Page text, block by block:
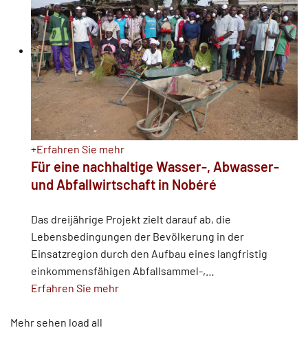
+Erfahren Sie mehr
Für eine nachhaltige Wasser-, Abwasser-
und Abfallwirtschaft in Nobéré
Das dreijährige Projekt zielt darauf ab, die
Lebensbedingungen der Bevölkerung in der
Einsatzregion durch den Aufbau eines langfristig
einkommensfähigen Abfallsammel-,
Erfahren Sie mehr
Mehr sehen load all